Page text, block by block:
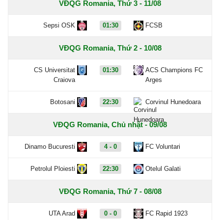
VĐQG Romania, Thứ 3 - 11/08
Sepsi OSK 01:30 FCSB
VĐQG Romania, Thứ 2 - 10/08
CS Universitat
Craiova
01:30
ACS Champions FC
Arges
Botosani 22:30 Corvinul Hunedoara
VĐQG Romania, Chủ nhật - 09/08
Dinamo Bucuresti 4 - 0 FC Voluntari
Petrolul Ploiesti 22:30 Otelul Galati
VĐQG Romania, Thứ 7 - 08/08
UTA Arad 0 - 0 FC Rapid 1923